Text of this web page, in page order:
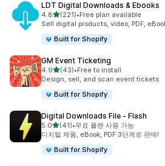
LDT Digital Downloads & Ebooks
4.8별 5개 중
(221)
총 리뷰 221개
•Free plan available
Sell digital products, video, PDF,
Built for Shopify
GM Event Ticketing
4.9별 5개 중
(43)
총 리뷰 43개
•Free to install
Design, sell, and scan event tickets
Built for Shopify
Digital Downloads File ‑ Flash
5.0별 5개 중
(41)
총 리뷰 41개
•무료 플랜 사용 가능
디지털 제품, eBook, PDF 3단계로 판매!
Built for Shopify